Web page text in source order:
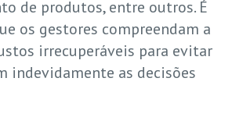
de produtos, entre outros. É
os gestores compreendam a
irrecuperáveis para evitar
indevidamente as decisões